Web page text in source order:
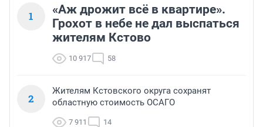
1
«Аж дрожит всё в квартире».
Грохот в небе не дал выспаться
жителям Кстово
10 917 58
2
Жителям Кстовского округа сохранят
областную стоимость ОСАГО
7 911 14